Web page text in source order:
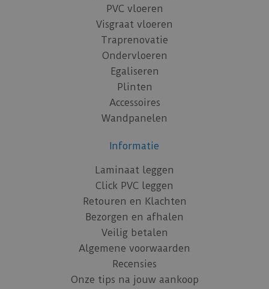
PVC vloeren
Visgraat vloeren
Traprenovatie
Ondervloeren
Egaliseren
Plinten
Accessoires
Wandpanelen
Informatie
Laminaat leggen
Click PVC leggen
Retouren en Klachten
Bezorgen en afhalen
Veilig betalen
Algemene voorwaarden
Recensies
Onze tips na jouw aankoop